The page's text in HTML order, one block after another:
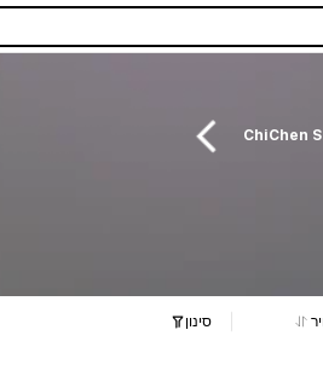
ChiChen
סינון